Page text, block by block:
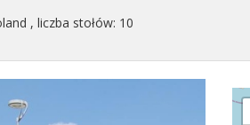
, liczba stołów: 10